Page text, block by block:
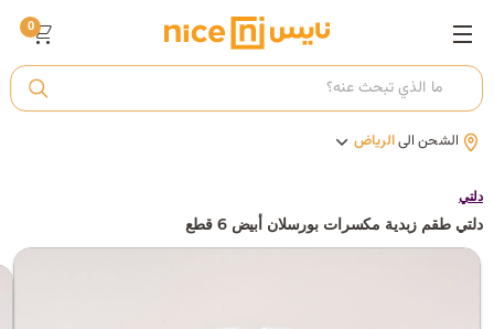
أ الشحن الىالرياض
0
دلتي
دلتي طقم زبدية مكسرات بورسلان أبيض 6 قطع